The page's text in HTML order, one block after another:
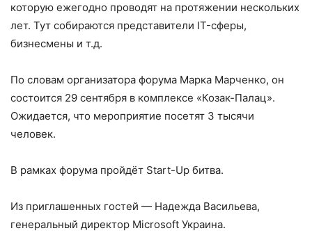
которую ежегодно проводят на протяжении нескольких
лет. Тут собираются представители IT-сферы,
бизнесмены и т.д.
По словам организатора форума Марка Марченко, он
состоится 29 сентября в комплексе «Козак-Палац».
Ожидается, что мероприятие посетят 3 тысячи
человек.
В рамках форума пройдёт Start-Up битва.
Из приглашенных гостей — Надежда Васильева,
генеральный директор Microsoft Украина.